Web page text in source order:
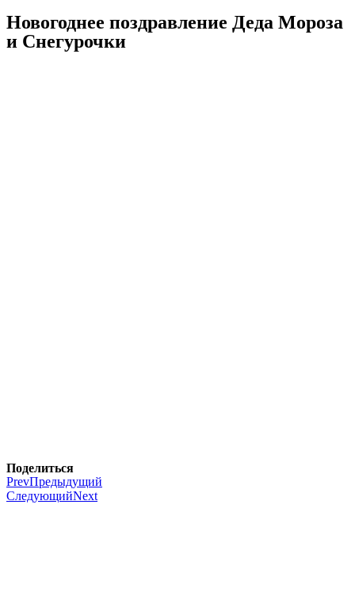
Новогоднее поздравление Деда Мороза
и Снегурочки
Поделиться
PrevПредыдущий
СледующийNext